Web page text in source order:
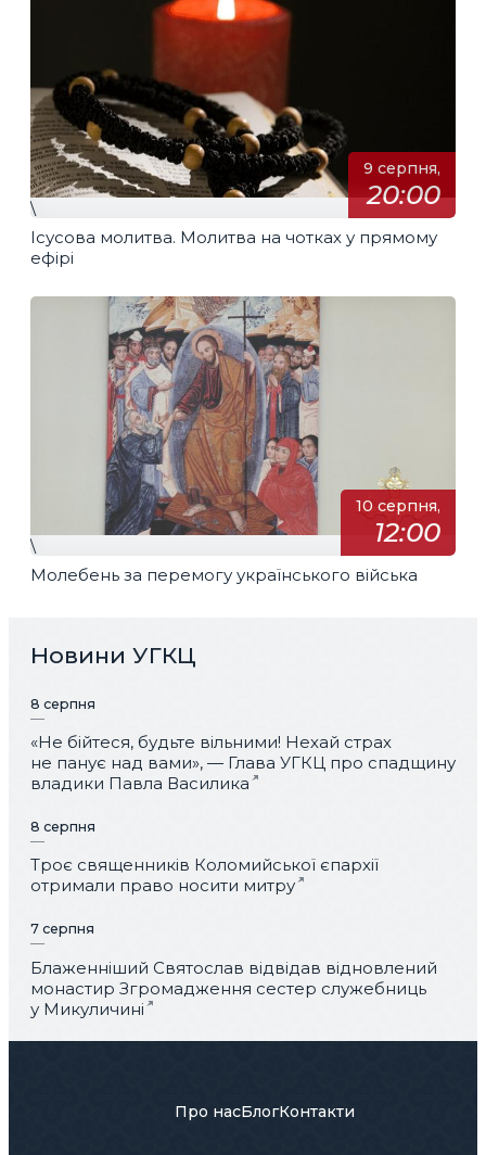
9 серпня,
20:00
\
Ісусова молитва. Молитва на чотках у прямому
ефірі
10 серпня,
12:00
\
Молебень за перемогу українського війська
Новини УГКЦ
8 серпня
«Не бійтеся, будьте вільними! Нехай страх
не панує над вами», — Глава УГКЦ про спадщину
владики Павла Василика
8 серпня
Троє священників Коломийської єпархії
отримали право носити митру
7 серпня
Блаженніший Святослав відвідав відновлений
монастир Згромадження сестер служебниць
у Микуличині
Про насБлогКонтакти